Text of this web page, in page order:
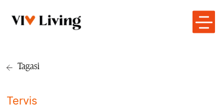
Tagasi
Tervis